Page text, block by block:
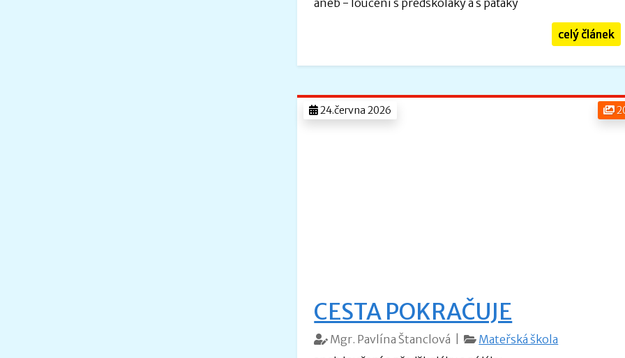
aneb - loučení s předškoláky a s páťáky
celý článek
24.června 2026
CESTA POKRAČUJE
Mgr. Pavlína Štanclová |
Mateřská škola